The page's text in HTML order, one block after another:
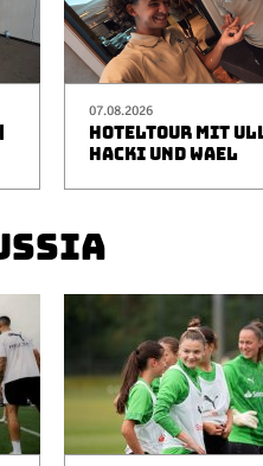
07.08.2026
HOTELTOUR MIT
HACKI UND WAEL